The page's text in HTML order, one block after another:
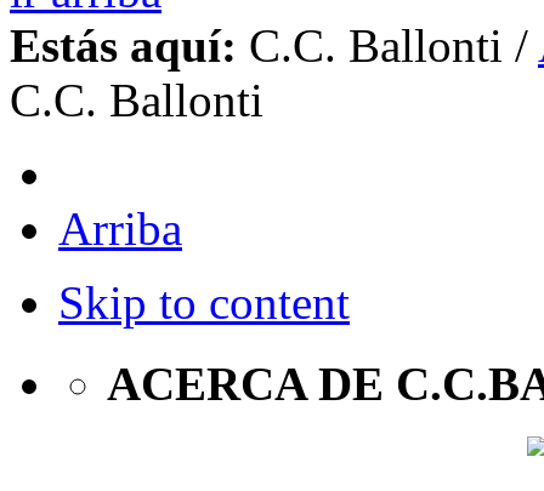
Estás aquí: C.C. Ballonti /
C.C. Ballonti
Arriba
Skip to content
ACERCA DE